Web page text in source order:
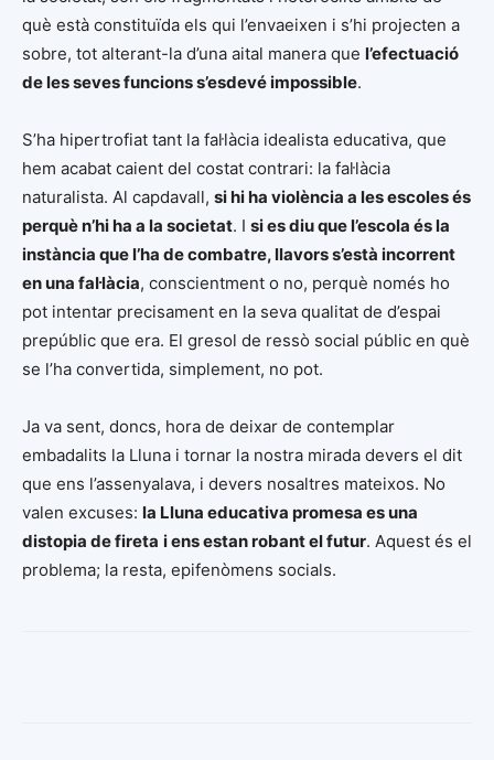
què està constituïda els qui l’envaeixen i s’hi projecten a
sobre, tot alterant-la d’una aital manera que l’efectuació
de les seves funcions s’esdevé impossible.
S’ha hipertrofiat tant la fal·làcia idealista educativa, que
hem acabat caient del costat contrari: la fal·làcia
naturalista. Al capdavall, si hi ha violència a les escoles és
perquè n’hi ha a la societat. I si es diu que l’escola és la
instància que l’ha de combatre, llavors s’està incorrent
en una fal·làcia, conscientment o no, perquè només ho
pot intentar precisament en la seva qualitat de d’espai
prepúblic que era. El gresol de ressò social públic en què
se l’ha convertida, simplement, no pot.
Ja va sent, doncs, hora de deixar de contemplar
embadalits la Lluna i tornar la nostra mirada devers el dit
que ens l’assenyalava, i devers nosaltres mateixos. No
valen excuses: la Lluna educativa promesa es una
distopia de fireta i ens estan robant el futur. Aquest és el
problema; la resta, epifenòmens socials.